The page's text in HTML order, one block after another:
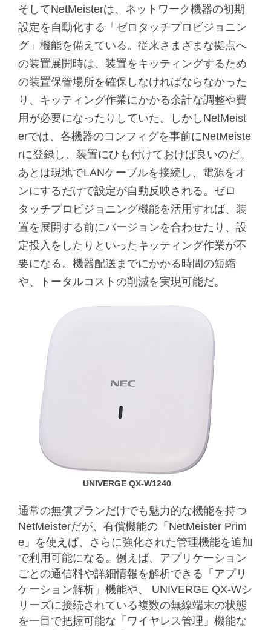
そしてNetMeisterは、ネットワーク機器の初期
設定を自動化する「ゼロタッチプロビジョニン
グ」機能を備えている。従来さまざまな拠点へ
の装置展開時は、装置をキッティングするため
の装置保管場所を確保しなければならなかった
り、キッティング作業にかかる余計な調整や費
用が必要になったりしていた。しかしNetMeist
erでは、各機器のコンフィグを事前にNetMeiste
rに登録し、装置にひも付けておけば良いのだ。
あとは現地でLANケーブルを接続し、電源をオ
ンにするだけで設定が自動反映される。ゼロ
タッチプロビジョニング機能を活用すれば、装
置を展開する前にバージョンを合わせたり、設
定投入をしたりといったキッティング作業が不
要になる。機器配送までにかかる時間の短縮
や、トータルコストの削減を実現可能だ。
UNIVERGE QX-W1240
通常の無償プランだけでも魅力的な機能を持つ
NetMeisterだが、有償機能の「NetMeister Prim
e」を使えば、さらに強化された管理機能を追加
で利用可能になる。例えば、アプリケーション
ごとの通信料や詳細情報を解析できる「アプリ
ケーション解析」機能や、 UNIVERGE QX-Wシ
リーズに接続されている複数の無線端末の状態
を一目で把握可能な「ワイヤレス管理」機能な